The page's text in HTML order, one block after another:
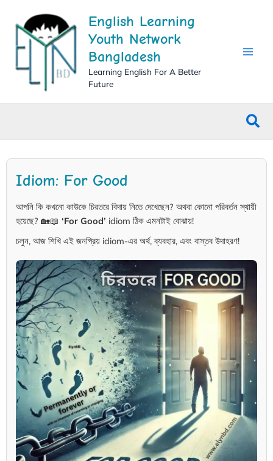
content
English Learning
Youth Network
Bangladesh
Learning English For A Better
Future
Idiom: For Good
আপনি কি কখনো কাউকে চিরতরে বিদায় নিতে দেখেছেন? অথবা কোনো পরিবর্তন স্থায়ী
হয়েছে? 🏡📖 ‘For Good’ idiom ঠিক এমনটাই বোঝায়!
চলুন, আজ শিখি এই জনপ্রিয় idiom-এর অর্থ, ব্যবহার, এবং বাস্তব উদাহরণ!